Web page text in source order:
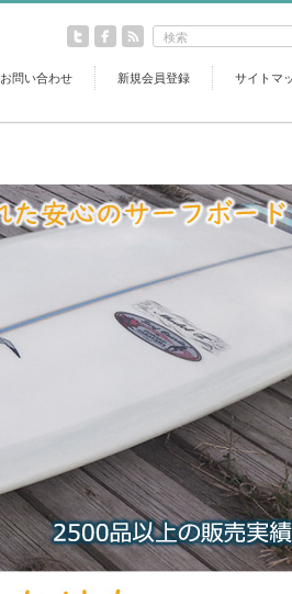
お問い合わせ 新規会員登録 サイトマ